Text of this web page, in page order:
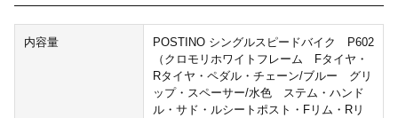
内容量
POSTINO シングルスピードバイク P602
（クロモリホワイトフレーム Fタイヤ・
Rタイヤ・ペダル・チェーン/ブルー グリ
ップ・スペーサー/水色 ステム・ハンド
ル・サド・ルシートポスト・Fリム・Rリ